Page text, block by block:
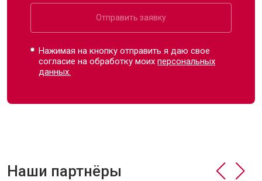
Отправить заявку
Нажимая на кнопку отправить я даю свое
согласие на обработку моихперсональных
данных.
Наши партнёры